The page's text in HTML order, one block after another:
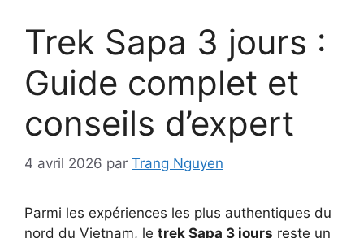
Trek Sapa 3 jours :
Guide complet et
conseils d’expert
4 avril 2026 par Trang Nguyen
Parmi les expériences les plus authentiques du
nord du Vietnam, le trek Sapa 3 jours reste un